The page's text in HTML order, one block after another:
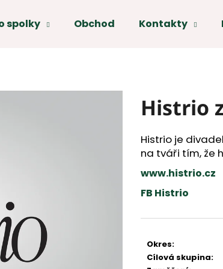
spolky Obchod Kontakty
Histrio
Histrio je
na tváři tím, že
www.histrio.cz
FB Histrio
Měrná
Okres:
Cílová skupina: